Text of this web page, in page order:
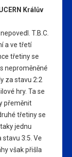
Králův
T.B.C.
a ve třetí
třetiny se
neproměněné
za stavu 2:2
hry. Ta se
přeměnit
třetiny se
jednu
3:5. Ve
však přišla